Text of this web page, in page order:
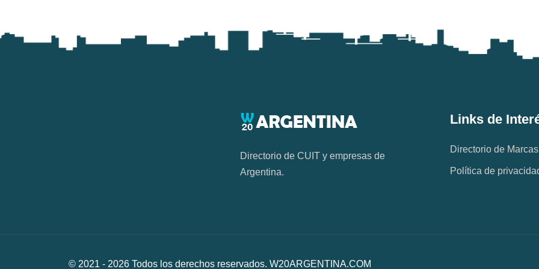
Directorio de CUIT y empresas de
Argentina.
Links de
Directorio de Marcas
Política de
© 2021 - 2026 Todos los derechos reservados. W20ARGENTINA.COM